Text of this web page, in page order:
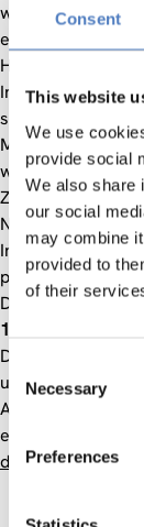
Consent
This website
We use
provide social
We also share
our social
may combine
provided to
of their
Consent
Selection
Necessary
Preferences
etwa auch
Hinsicht rasant
Innovation(en)
semestriges,
Masterstudium.
wie methodisch-
Zentrum der o.a.
Nach einer
Innovation-
persönliche
Die
17.30 Uhr
Da die
unverbindliche
Anmeldung mit
erforderlich. Die
der Donau